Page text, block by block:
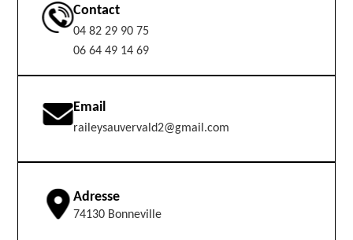
Contact
04 82 29 90 75
06 64 49 14 69
Email
raileysauvervald2@gmail.com
Adresse
74130 Bonneville